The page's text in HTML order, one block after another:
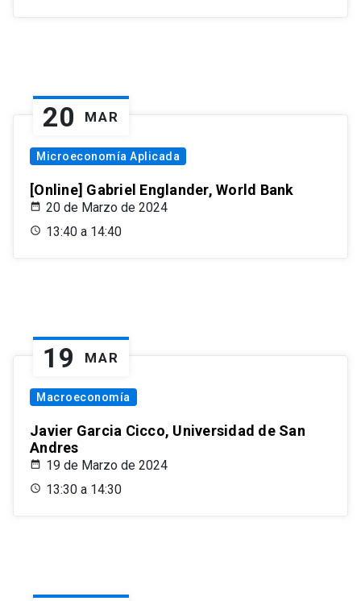
20 MAR
Microeconomía Aplicada
[Online] Gabriel Englander, World Bank
20 de Marzo de 2024
13:40 a 14:40
19 MAR
Macroeconomía
Javier Garcia Cicco, Universidad de San
Andres
19 de Marzo de 2024
13:30 a 14:30